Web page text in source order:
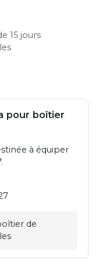
15 jours
pour boîtier
à équiper
de